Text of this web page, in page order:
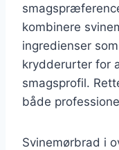
kombinere
ingredienser
krydderurter for
smagsprofil.
både
Svinemørbrad i